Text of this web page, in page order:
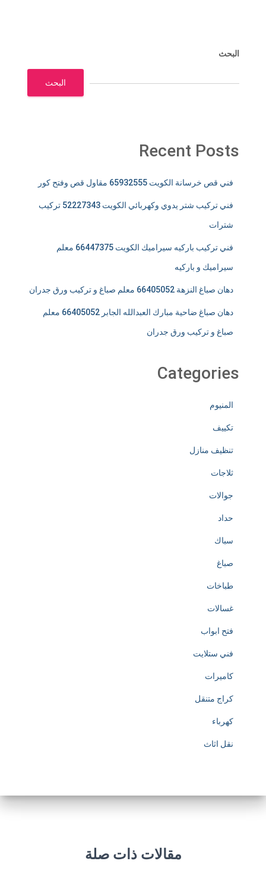
البحث
البحث
Recent Posts
فني قص خرسانة الكويت 65932555 مقاول قص وفتح كور
فني تركيب شتر يدوي وكهربائي الكويت 52227343 تركيب
شترات
فني تركيب باركيه سيراميك الكويت 66447375 معلم
سيراميك و باركيه
دهان صباغ النزهة 66405052 معلم صباغ و تركيب ورق جدران
دهان صباغ ضاحية مبارك العبدالله الجابر 66405052 معلم
صباغ و تركيب ورق جدران
Categories
المنيوم
تكييف
تنظيف منازل
ثلاجات
جوالات
حداد
سباك
صباغ
طباخات
غسالات
فتح ابواب
فني ستلايت
كاميرات
كراج متنقل
كهرباء
نقل اثاث
مقالات ذات صلة